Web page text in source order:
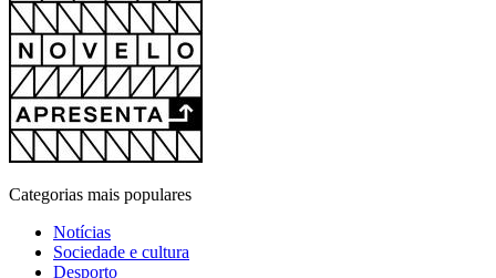
Categorias mais populares
Notícias
Sociedade e cultura
Desporto